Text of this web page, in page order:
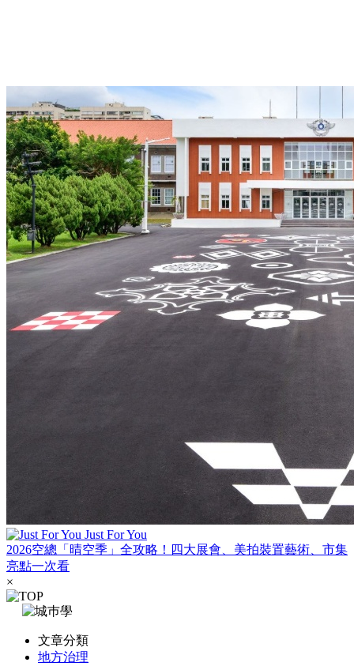
Just For You
2026空總「晴空季」全攻略！四大展會、美拍裝置藝術、市集
亮點一次看
×
文章分類
地方治理